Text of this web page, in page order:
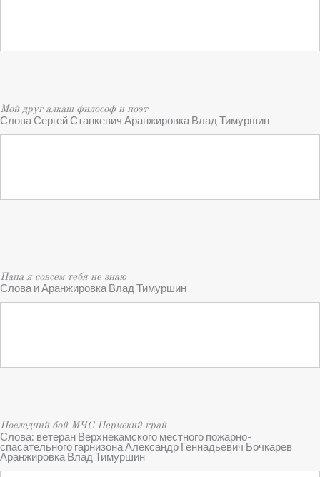
Мой друг алкаш философ и поэт
Слова Сергей Станкевич Аранжировка Влад Тимуршин
Папа я совсем тебя не знаю
Слова и Аранжировка Влад Тимуршин
Последний бой МЧС Пермский край
Слова: ветеран Верхнекамского местного пожарно-
спасательного гарнизона Александр Геннадьевич Бочкарев
Аранжировка Влад Тимуршин